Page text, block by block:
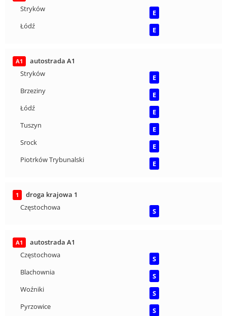
Stryków
E
Łódź
E
A1
autostrada A1
Stryków
E
Brzeziny
E
Łódź
E
Tuszyn
E
Srock
E
Piotrków Trybunalski
E
1
droga krajowa 1
Częstochowa
S
A1
autostrada A1
Częstochowa
S
Blachownia
S
Woźniki
S
Pyrzowice
S